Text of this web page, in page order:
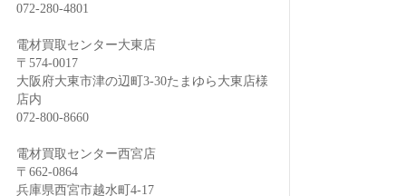
072-280-4801
電材買取センター大東店
〒574-0017
大阪府大東市津の辺町3-30たまゆら大東店様
店内
072-800-8660
電材買取センター西宮店
〒662-0864
兵庫県西宮市越水町4-17